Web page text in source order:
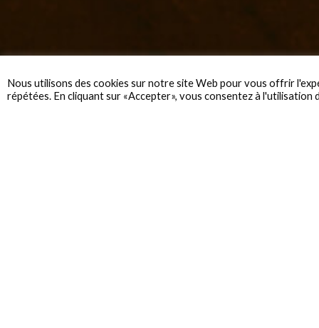
Nous utilisons des cookies sur notre site Web pour vous offrir
répétées. En cliquant sur «Accepter», vous consentez à l'utilisation